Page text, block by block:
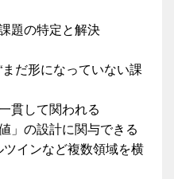
題の特定と解決
だ形になっていない課
貫して関われる
」の設計に関与できる
インなど複数領域を横